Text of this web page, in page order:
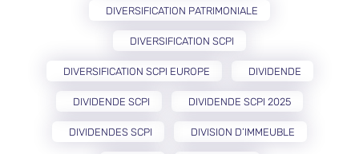
DIVERSIFICATION PATRIMONIALE
DIVERSIFICATION SCPI
DIVERSIFICATION SCPI EUROPE DIVIDENDE
DIVIDENDE SCPI DIVIDENDE SCPI 2025
DIVIDENDES SCPI DIVISION D’IMMEUBLE